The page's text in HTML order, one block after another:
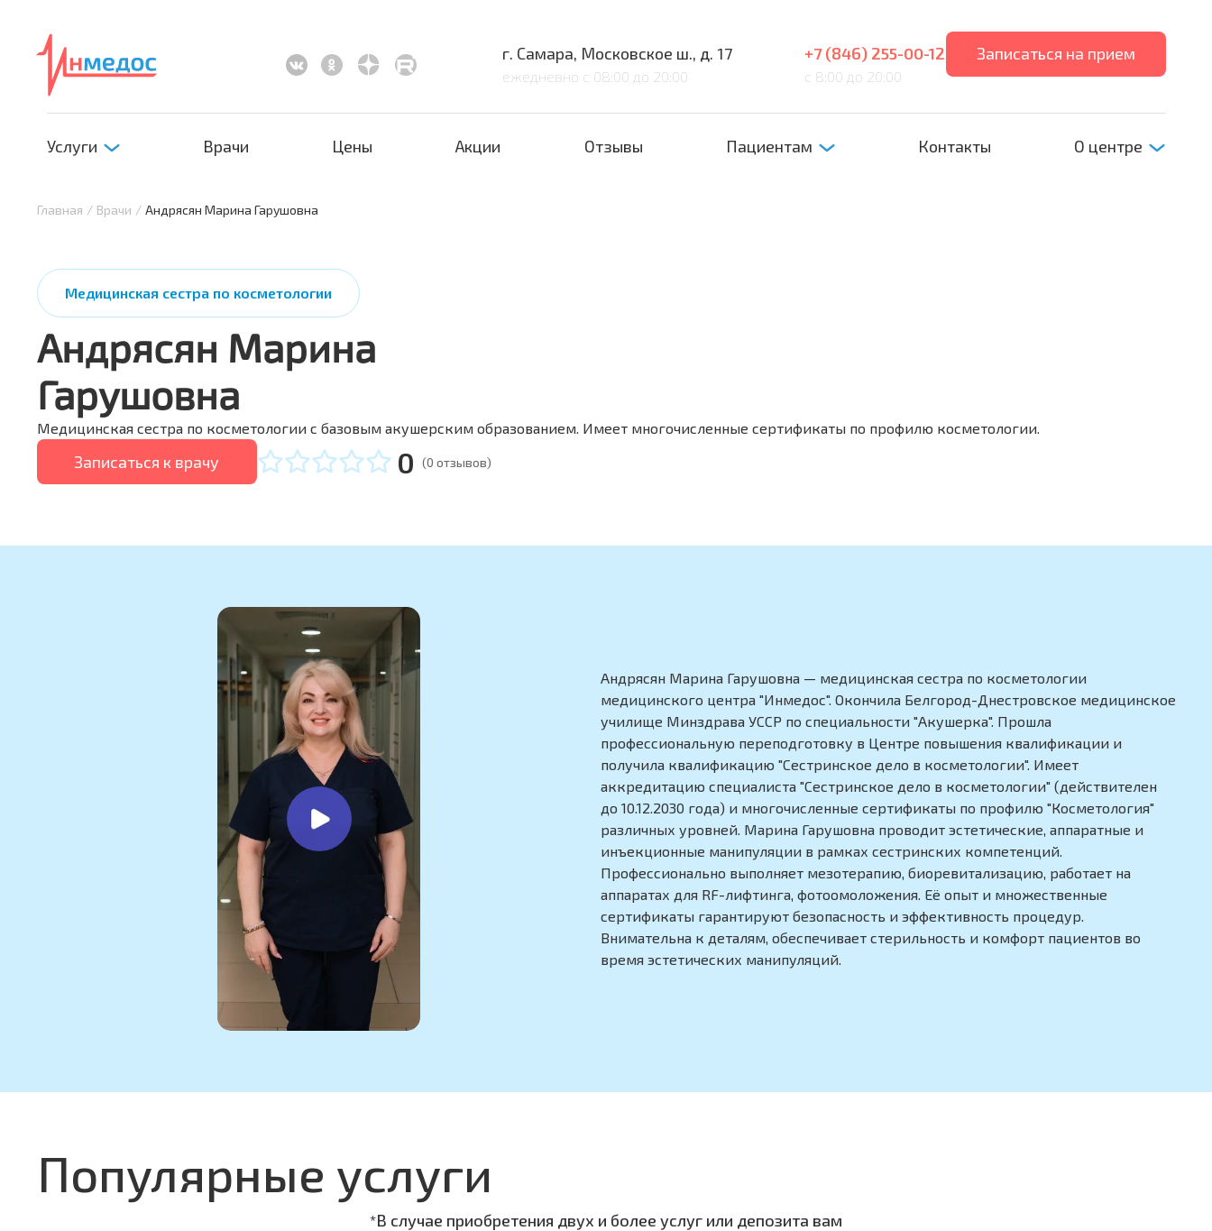
г. Самара, Московское ш., д. 17
ежедневно с 08:00 до 20:00
+7 (846) 255-00-12
с 8:00 до 20:00
Записаться на прием
Услуги Врачи Цены Акции Отзывы Пациентам Контакты О центре
Главная / Врачи / Андрясян Марина Гарушовна
Медицинская сестра по косметологии
Андрясян Марина
Гарушовна
Медицинская сестра по косметологии с базовым акушерским образованием. Имеет многочисленные сертификаты по профилю косметологии.
Записаться к врачу 0 (0 отзывов)
Андрясян Марина Гарушовна — медицинская сестра по косметологии
медицинского центра "Инмедос". Окончила Белгород-Днестровское медицинское
училище Минздрава УССР по специальности "Акушерка". Прошла
профессиональную переподготовку в Центре повышения квалификации и
получила квалификацию "Сестринское дело в косметологии". Имеет
аккредитацию специалиста "Сестринское дело в косметологии" (действителен
до 10.12.2030 года) и многочисленные сертификаты по профилю "Косметология"
различных уровней. Марина Гарушовна проводит эстетические, аппаратные и
инъекционные манипуляции в рамках сестринских компетенций.
Профессионально выполняет мезотерапию, биоревитализацию, работает на
аппаратах для RF-лифтинга, фотоомоложения. Её опыт и множественные
сертификаты гарантируют безопасность и эффективность процедур.
Внимательна к деталям, обеспечивает стерильность и комфорт пациентов во
время эстетических манипуляций.
Популярные услуги
*В случае приобретения двух и более услуг или депозита вам